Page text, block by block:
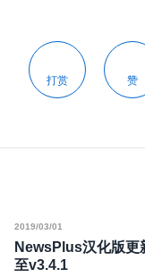
打赏 赞
2019/03/01
NewsPlus汉化版更
至v3.4.1